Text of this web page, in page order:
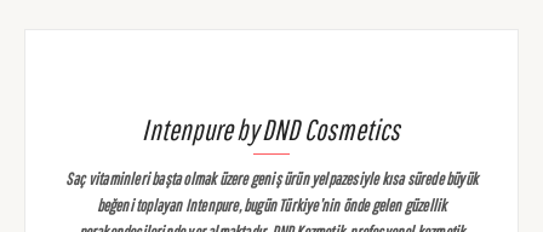
Intenpure by DND Cosmetics
Saç vitaminleri başta olmak üzere geniş ürün yelpazesiyle kısa sürede büyük
beğeni toplayan Intenpure, bugün Türkiye’nin önde gelen güzellik